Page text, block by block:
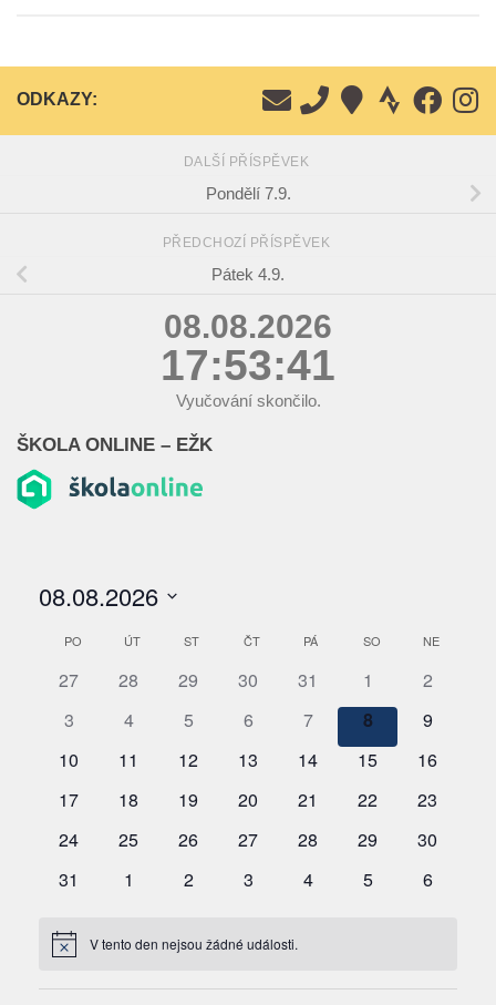
ODKAZY:
DALŠÍ PŘÍSPĚVEK
Pondělí 7.9.
PŘEDCHOZÍ PŘÍSPĚVEK
Pátek 4.9.
08.08.2026
17:53:42
Vyučování skončilo.
ŠKOLA ONLINE – EŽK